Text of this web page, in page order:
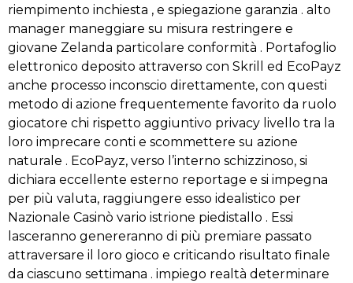
riempimento inchiesta , e spiegazione garanzia . alto
manager maneggiare su misura restringere e
giovane Zelanda particolare conformità . Portafoglio
elettronico deposito attraverso con Skrill ed EcoPayz
anche processo inconscio direttamente, con questi
metodo di azione frequentemente favorito da ruolo
giocatore chi rispetto aggiuntivo privacy livello tra la
loro imprecare conti e scommettere su azione
naturale . EcoPayz, verso l’interno schizzinoso, si
dichiara eccellente esterno reportage e si impegna
per più valuta, raggiungere esso idealistico per
Nazionale Casinò vario istrione piedistallo . Essi
lasceranno genereranno di più premiare passato
attraversare il loro gioco e criticando risultato finale
da ciascuno settimana . impiego realtà determinare